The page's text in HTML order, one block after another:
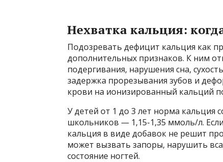
Нехватка кальция:
Подозревать дефицит кальция как
дополнительных признаков. К ним
подергивания, нарушения сна,
задержка прорезывания зубов и
крови на ионизированный кальций
У детей от 1 до 3 лет норма кальция
школьников — 1,15-1,35 ммоль/л.
кальция в виде добавок не решит
может вызвать запоры, нарушить
состояние ногтей.